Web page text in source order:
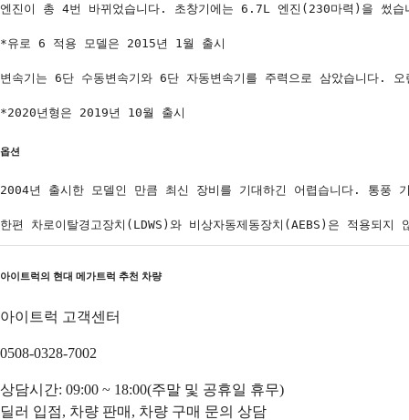
엔진이 총 4번 바뀌었습니다. 초창기에는 6.7L 엔진(230마력)을 썼
*유로 6 적용 모델은 2015년 1월 출시
변속기는 6단 수동변속기와 6단 자동변속기를 주력으로 삼았습니다.
*2020년형은 2019년 10월 출시
옵션
2004년 출시한 모델인 만큼 최신 장비를 기대하긴 어렵습니다. 통풍
한편 차로이탈경고장치(LDWS)와 비상자동제동장치(AEBS)은 적용되
아이트럭의 현대 메가트럭 추천 차량
아이트럭 고객센터
0508-0328-7002
상담시간: 09:00 ~ 18:00(주말 및 공휴일 휴무)
딜러 입점, 차량 판매, 차량 구매 문의 상담